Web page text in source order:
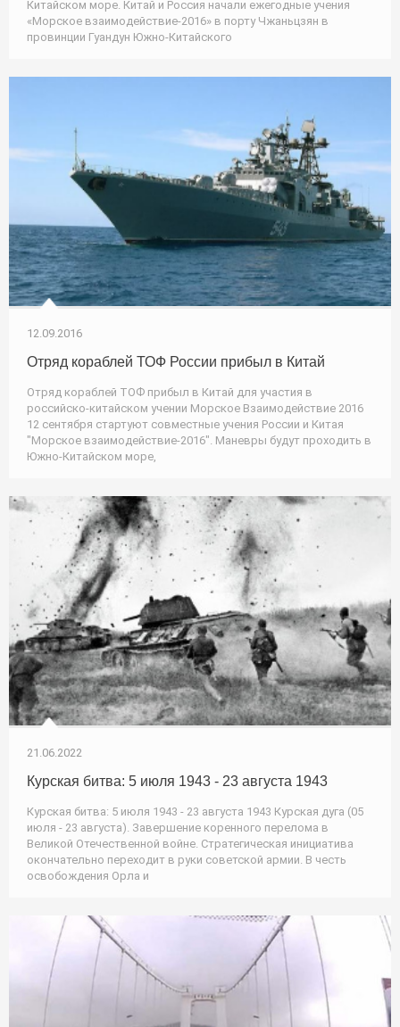
Китайском море. Китай и Россия начали ежегодные учения
«Морское взаимодействие-2016» в порту Чжаньцзян в
провинции Гуандун Южно-Китайского
12.09.2016
Отряд кораблей ТОФ России прибыл в Китай
Отряд кораблей ТОФ прибыл в Китай для участия в
российско-китайском учении Морское Взаимодействие 2016
12 сентября стартуют совместные учения России и Китая
"Морское взаимодействие-2016". Маневры будут проходить в
Южно-Китайском море,
21.06.2022
Курская битва: 5 июля 1943 - 23 августа 1943
Курская битва: 5 июля 1943 - 23 августа 1943 Курская дуга (05
июля - 23 августа). Завершение коренного перелома в
Великой Отечественной войне. Стратегическая инициатива
окончательно переходит в руки советской армии. В честь
освобождения Орла и